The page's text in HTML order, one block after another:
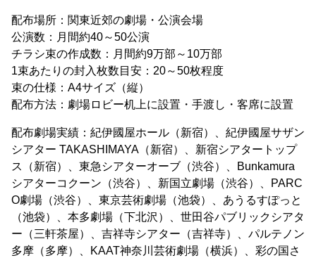
配布場所：関東近郊の劇場・公演会場
公演数：月間約40～50公演
チラシ束の作成数：月間約9万部～10万部
1束あたりの封入枚数目安：20～50枚程度
束の仕様：A4サイズ（縦）
配布方法：劇場ロビー机上に設置・手渡し・客席に設置
配布劇場実績：紀伊國屋ホール（新宿）、紀伊國屋サザン
シアター TAKASHIMAYA（新宿）、新宿シアタートップ
ス（新宿）、東急シアターオーブ（渋谷）、Bunkamura
シアターコクーン（渋谷）、新国立劇場（渋谷）、PARC
O劇場（渋谷）、東京芸術劇場（池袋）、あうるすぽっと
（池袋）、本多劇場（下北沢）、世田谷パブリックシアタ
ー（三軒茶屋）、吉祥寺シアター（吉祥寺）、パルテノン
多摩（多摩）、KAAT神奈川芸術劇場（横浜）、彩の国さ